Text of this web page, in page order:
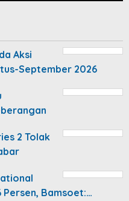
Aksi
September 2026
2 Tolak
Persen, Bamsoet:…